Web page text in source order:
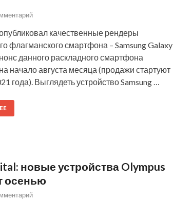
качественные рендеры
флагманского смартфона – Samsung Galaxy
данного раскладного смартфона
начало августа месяца (продажи стартуют
года). Выглядеть устройство Samsung …
новые устройства Olympus
осенью